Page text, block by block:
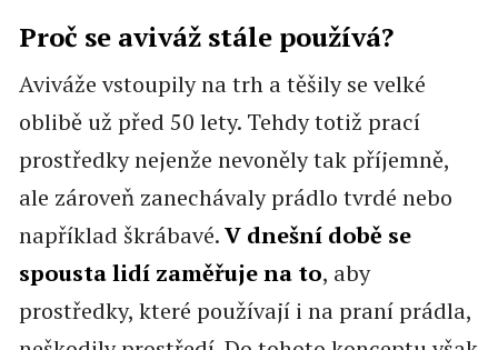
Proč se aviváž stále používá?
Aviváže vstoupily na trh a těšily se velké
oblibě už před 50 lety. Tehdy totiž prací
prostředky nejenže nevoněly tak příjemně,
ale zároveň zanechávaly prádlo tvrdé nebo
například škrábavé.V dnešní době se
spousta lidí zaměřuje na to, aby
prostředky, které používají i na praní prádla,